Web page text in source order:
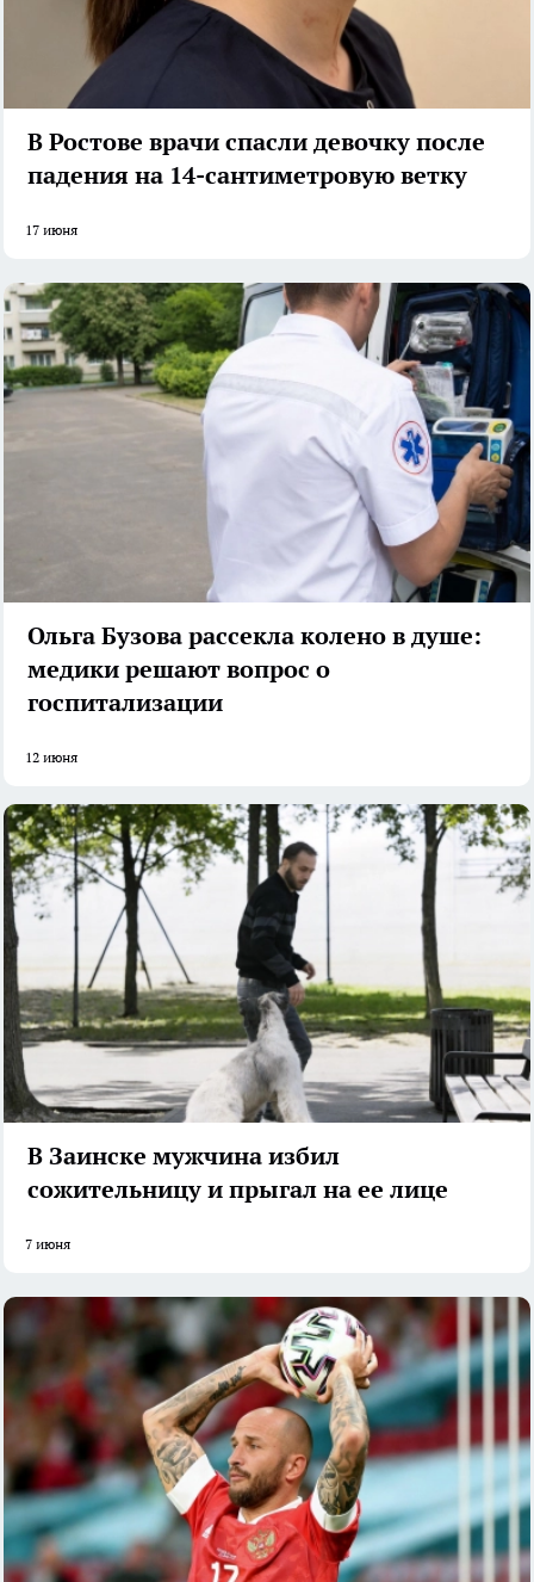
В Ростове врачи спасли девочку после
падения на 14-сантиметровую ветку
17 июня
Ольга Бузова рассекла колено в душе:
медики решают вопрос о
госпитализации
12 июня
В Заинске мужчина избил
сожительницу и прыгал на ее лице
7 июня